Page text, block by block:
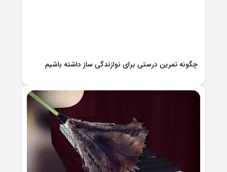
چگونه تمرین درستی برای نوازندگی ساز داشته باشیم